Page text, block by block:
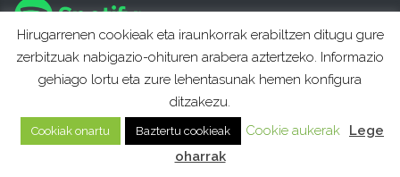
Hirugarrenen cookieak eta iraunkorrak erabiltzen ditugu gure
zerbitzuak nabigazio-ohituren arabera aztertzeko. Informazio
gehiago lortu eta zure lehentasunak hemen konfigura
ditzakezu.
Cookiak onartu Baztertu cookieak Cookie aukerak
Lege
oharrak